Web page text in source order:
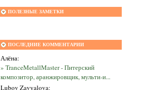
ПОЛЕЗНЫЕ ЗАМЕТКИ
ПОСЛЕДНИЕ КОММЕНТАРИИ
Алёна:
» TranceMetallMaster - Питерский
композитор, аранжировщик, мульти-и...
Lubov Zavyalova: